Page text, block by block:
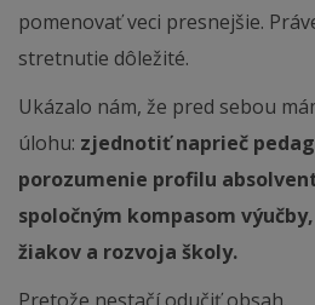
pomenovať veci presnejšie.
stretnutie dôležité.
Ukázalo nám, že pred sebou
úlohu: zjednotiť naprieč
porozumenie profilu
spoločným kompasom
žiakov a rozvoja školy.